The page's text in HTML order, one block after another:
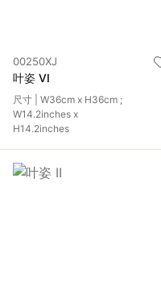
00250XJ
叶姿 VI
尺寸 | W36cm x H36cm ;
W14.2inches x
H14.2inches